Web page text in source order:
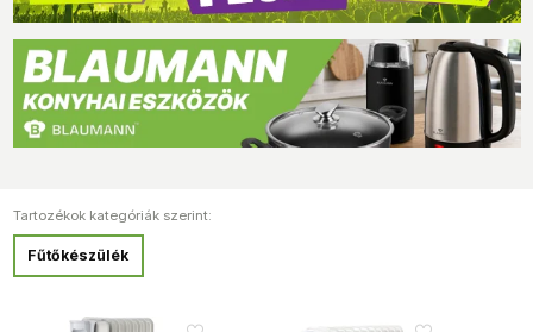
Tartozékok kategóriák szerint:
Fűtőkészülék